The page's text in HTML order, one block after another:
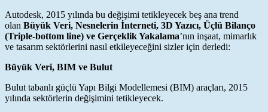
Autodesk, 2015 yılında bu değişimi tetikleyecek beş ana trend
olan Büyük Veri, Nesnelerin İnterneti, 3D Yazıcı, Üçlü Bilanço
(Triple-bottom line) ve Gerçeklik Yakalama’nın inşaat, mimarlık
ve tasarım sektörlerini nasıl etkileyeceğini sizler için derledi:
Büyük Veri, BIM ve Bulut
Bulut tabanlı güçlü Yapı Bilgi Modellemesi (BIM) araçları, 2015
yılında sektörlerin değişimini tetikleyecek.